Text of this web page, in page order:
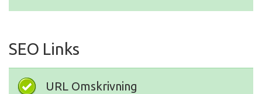
SEO Links
URL Omskrivning